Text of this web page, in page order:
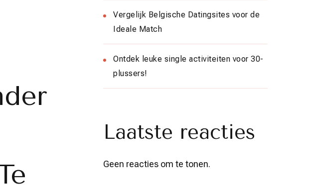
Vergelijk Belgische Datingsites voor de
Ideale Match
Ontdek leuke single activiteiten voor 30-
plussers!
Laatste reacties
Geen reacties om te tonen.